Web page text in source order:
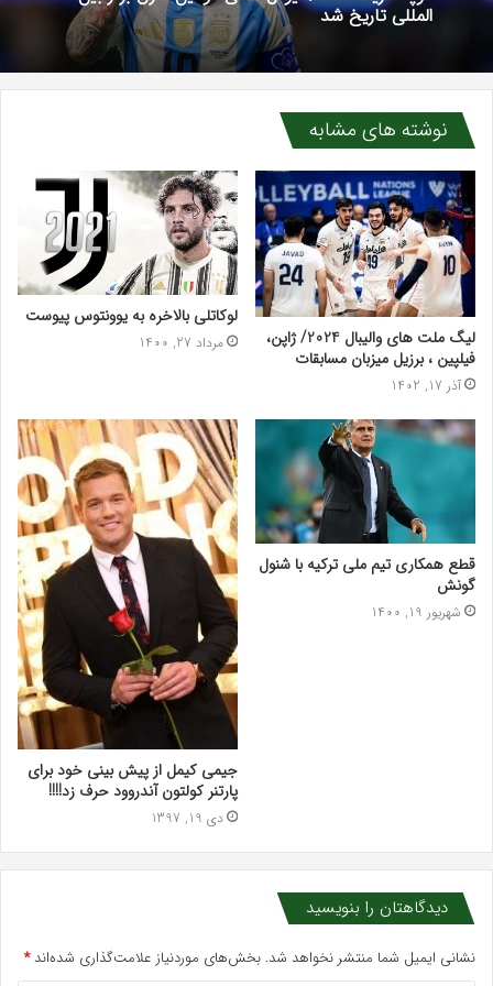
المللی تاریخ شد
نوشته های مشابه
لیگ ملت های والیبال 2024/ ژاپن،
فیلپین ، برزیل میزبان مسابقات
آذر 17, 1402
لوکاتلی بالاخره به یوونتوس پیوست
مرداد 27, 1400
قطع همکاری تیم ملی ترکیه با شنول
گونش
شهریور 19, 1400
جیمی کیمل از پیش بینی خود برای
پارتنر کولتون آندروود حرف زد!!!!
دی 19, 1397
دیدگاهتان را بنویسید
نشانی ایمیل شما منتشر نخواهد شد. بخش‌های موردنیاز علامت‌گذاری شده‌اند*